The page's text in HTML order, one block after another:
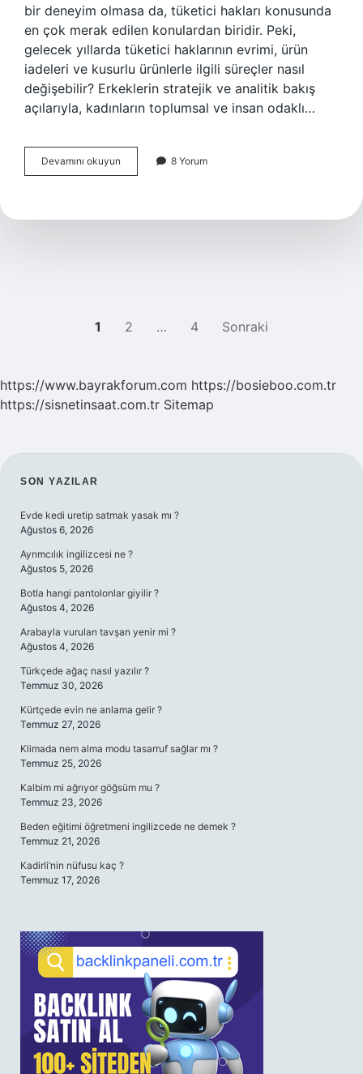
bir deneyim olmasa da, tüketici hakları konusunda
en çok merak edilen konulardan biridir. Peki,
gelecek yıllarda tüketici haklarının evrimi, ürün
iadeleri ve kusurlu ürünlerle ilgili süreçler nasıl
değişebilir? Erkeklerin stratejik ve analitik bakış
açılarıyla, kadınların toplumsal ve insan odaklı…
Devamını okuyun
ürün
içinde
8 Yorum
1 2 … 4 Sonraki
https://www.bayrakforum.com https://bosieboo.com.tr
https://sisnetinsaat.com.tr Sitemap
SIDEBAR
SON YAZILAR
Evde kedi uretip satmak yasak mı ?
Ağustos 6, 2026
Ayrımcılık ingilizcesi ne ?
Ağustos 5, 2026
Botla hangi pantolonlar giyilir ?
Ağustos 4, 2026
Arabayla vurulan tavşan yenir mi ?
Ağustos 4, 2026
Türkçede ağaç nasıl yazılır ?
Temmuz 30, 2026
Kürtçede evin ne anlama gelir ?
Temmuz 27, 2026
Klimada nem alma modu tasarruf sağlar mı ?
Temmuz 25, 2026
Kalbim mi ağrıyor göğsüm mu ?
Temmuz 23, 2026
Beden eğitimi öğretmeni ingilizcede ne demek ?
Temmuz 21, 2026
Kadirli’nin nüfusu kaç ?
Temmuz 17, 2026